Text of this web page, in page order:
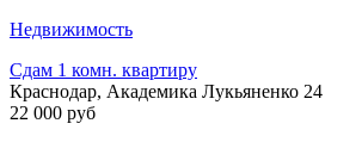
Недвижимость
Сдам 1 комн. квартиру
Краснодар, Академика Лукьяненко 24
22 000 руб